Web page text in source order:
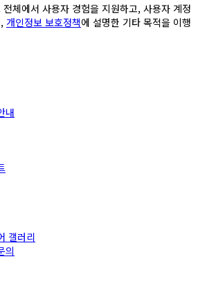
체에서 사용자 경험을 지원하고, 사용자 계정
개인정보 보호정책에 설명한 기타 목적을 이행
내
갤러리
의